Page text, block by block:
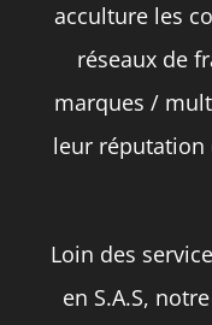
la
acculture les
réseaux de
marques /
leur réputation
Loin des
en S.A.S,